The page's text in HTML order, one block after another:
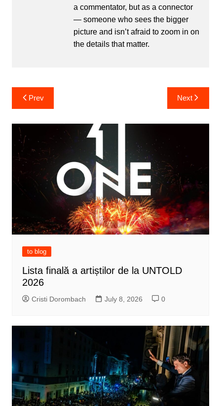
a commentator, but as a connector
— someone who sees the bigger
picture and isn’t afraid to zoom in on
the details that matter.
Post
navigation
Prev Next
to blog
Lista finală a artiștilor de la UNTOLD
2026
Cristi Dorombach July 8, 2026 0